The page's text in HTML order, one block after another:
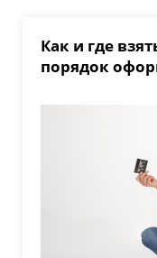
Как и где
порядок